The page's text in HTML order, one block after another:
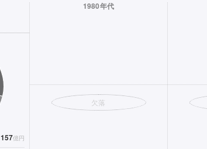
157億円
1980年代
欠落